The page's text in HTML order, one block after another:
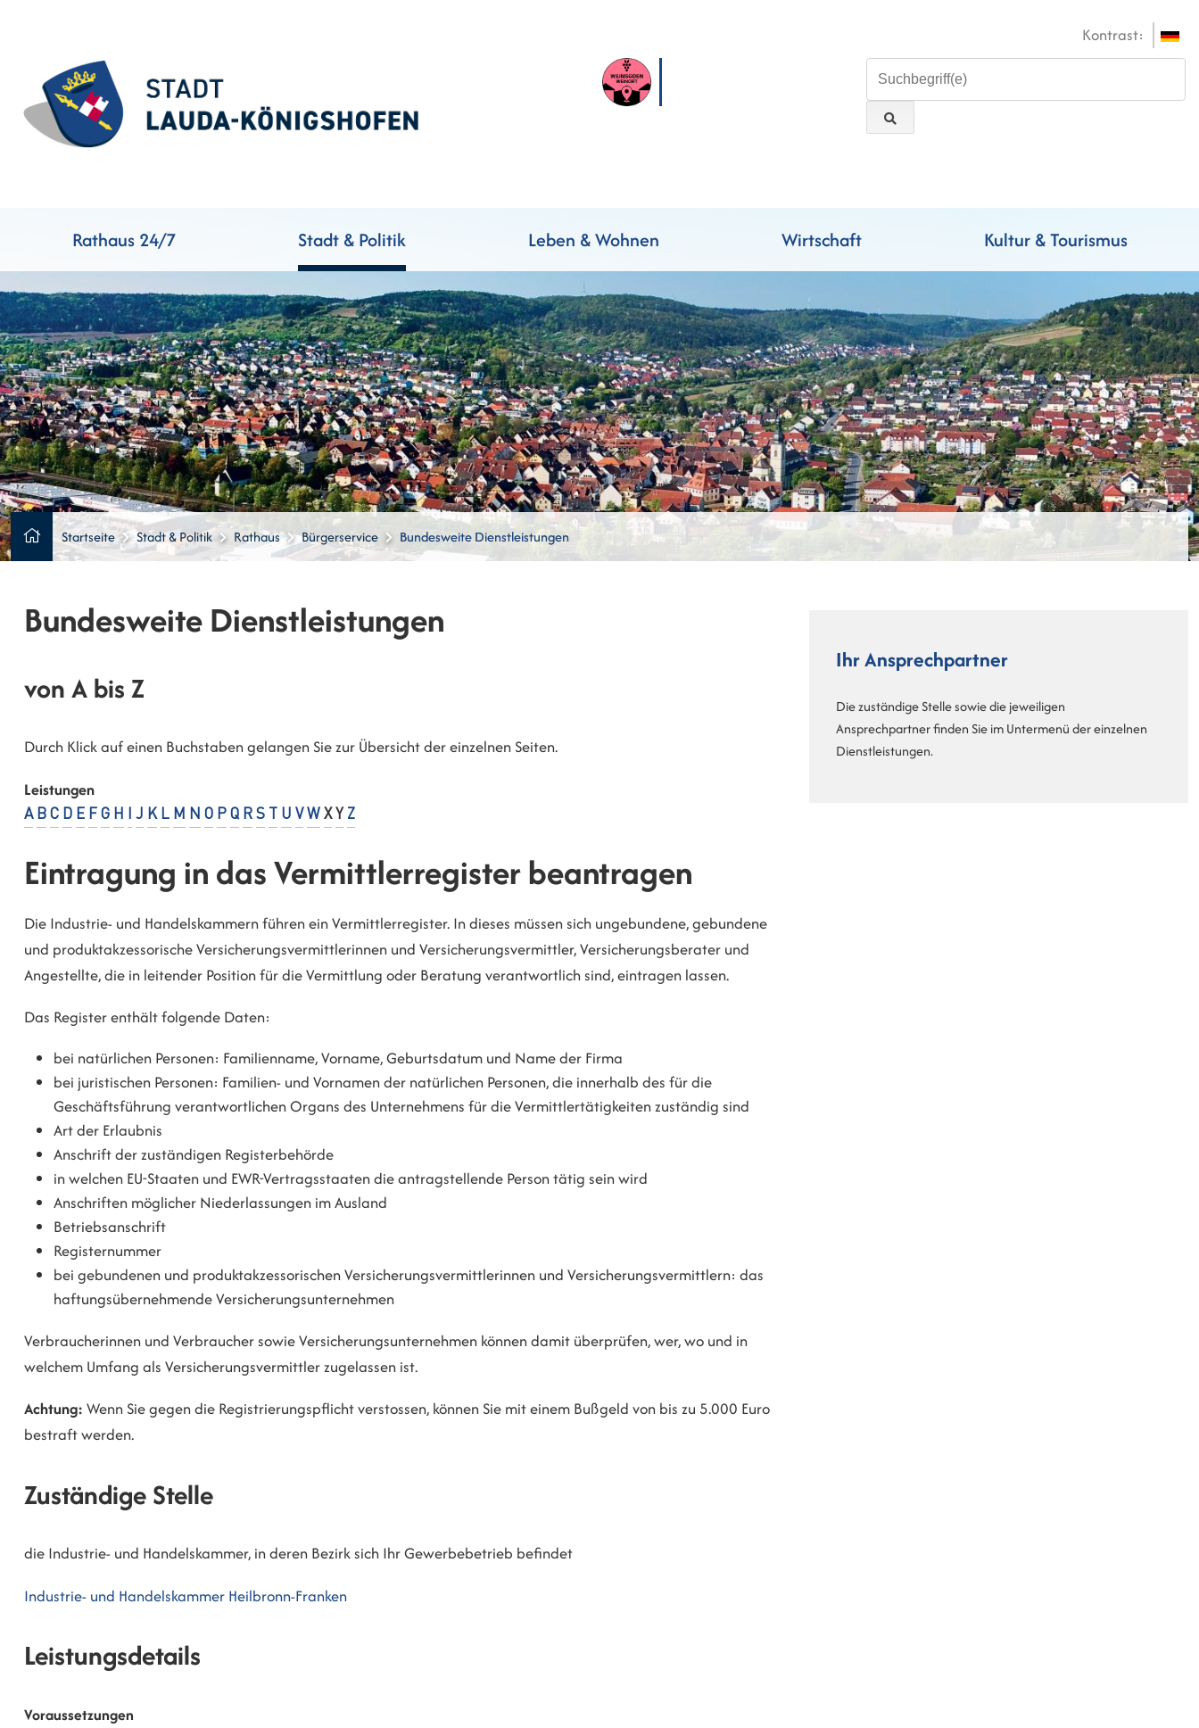
Kontrast:
Rathaus 24/7 Stadt & Politik Leben & Wohnen Wirtschaft Kultur & Tourismus
Startseite Stadt & Politik Rathaus Bürgerservice Bundesweite Dienstleistungen
Bundesweite Dienstleistungen
von A bis Z
Durch Klick auf einen Buchstaben gelangen Sie zur Übersicht der einzelnen Seiten.
Leistungen
A B C D E F G H J K L M N O P Q R S U V W X Y Z
Eintragung in das Vermittlerregister beantragen
Die Industrie- und Handelskammern führen ein Vermittlerregister. In dieses müssen sich ungebundene, gebundene
und produktakzessorische Versicherungsvermittlerinnen und Versicherungsvermittler, Versicherungsberater und
Angestellte, die in leitender Position für die Vermittlung oder Beratung verantwortlich sind, eintragen lassen.
Das Register enthält folgende Daten:
bei natürlichen Personen: Familienname, Vorname, Geburtsdatum und Name der Firma
bei juristischen Personen: Familien- und Vornamen der natürlichen Personen, die innerhalb des für die
Geschäftsführung verantwortlichen Organs des Unternehmens für die Vermittlertätigkeiten zuständig sind
Art der Erlaubnis
Anschrift der zuständigen Registerbehörde
in welchen EU-Staaten und EWR-Vertragsstaaten die antragstellende Person tätig sein wird
Anschriften möglicher Niederlassungen im Ausland
Betriebsanschrift
Registernummer
bei gebundenen und produktakzessorischen Versicherungsvermittlerinnen und Versicherungsvermittlern: das
haftungsübernehmende Versicherungsunternehmen
Verbraucherinnen und Verbraucher sowie Versicherungsunternehmen können damit überprüfen, wer, wo und in
welchem Umfang als Versicherungsvermittler zugelassen ist.
Achtung: Wenn Sie gegen die Registrierungspflicht verstossen, können Sie mit einem Bußgeld von bis zu 5.000 Euro
bestraft werden.
Zuständige Stelle
die Industrie- und Handelskammer, in deren Bezirk sich Ihr Gewerbebetrieb befindet
Industrie- und Handelskammer Heilbronn-Franken
Leistungsdetails
Voraussetzungen
Ihr Ansprechpartner
Die zuständige Stelle sowie die jeweiligen
Ansprechpartner finden Sie im Untermenü der einzelnen
Dienstleistungen.